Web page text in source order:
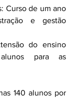
Curso de um ano
e gestão
do ensino
para as
140 alunos por